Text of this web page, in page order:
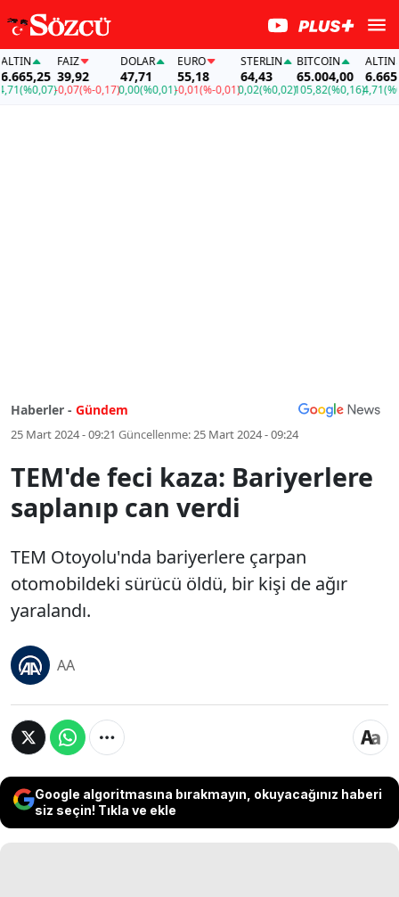
(%0,07)
FAİZ
39,92
-0,07(%-0,17)
DOLAR
47,71
0,00(%0,01)
EURO
55,18
-0,01(%-0,01)
STERLIN
64,43
0,02(%0,02)
BITCOIN
65.004,00
105,82(%0,16)
ALTIN
6.665,25
4,71
Haberler - Gündem
25 Mart 2024 - 09:21 Güncellenme:25 Mart 2024 - 09:24
TEM'de feci kaza: Bariyerlere
saplanıp can verdi
TEM Otoyolu'nda bariyerlere çarpan
otomobildeki sürücü öldü, bir kişi de ağır
yaralandı.
AA
Google algoritmasına bırakmayın, okuyacağınız haberi
siz seçin! Tıkla ve ekle